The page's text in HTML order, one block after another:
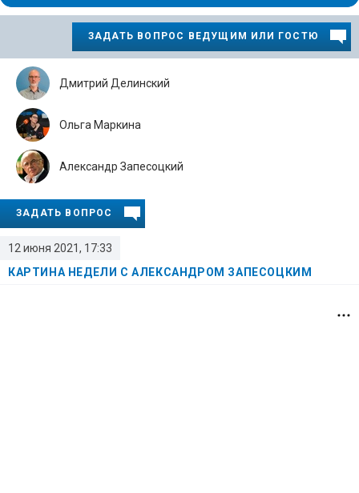
ЗАДАТЬ ВОПРОС ВЕДУЩИМ ИЛИ ГОСТЮ
12 июня 2021, 17:33
КАРТИНА НЕДЕЛИ С АЛЕКСАНДРОМ ЗАПЕСОЦКИМ
Дмитрий Делинский
Ольга Маркина
Александр Запесоцкий
ЗАДАТЬ ВОПРОС